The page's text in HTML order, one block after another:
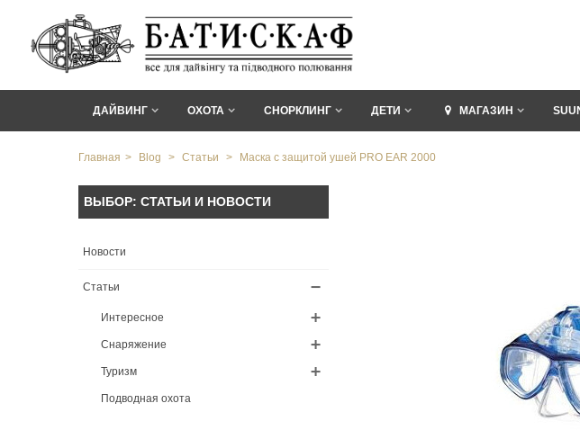
ДАЙВИНГ ОХОТА СНОРКЛИНГ ДЕТИ МАГАЗИН
Главная > Blog > Статьи > Маска с защитой ушей PRO EAR 2000
ВЫБОР: СТАТЬИ И НОВОСТИ
Новости
Статьи
Интересное
Снаряжение
Туризм
Подводная охота